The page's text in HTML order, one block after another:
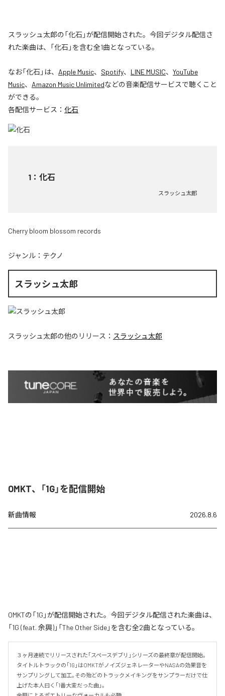
スラッシュ太郎の「化石」が配信開始された。今回デジタル配信さ
れた楽曲は、「化石」を含む全1曲となっている。
なお「化石 」は、 Apple Music、 Spotify、 LINE MUSIC、 YouTube
Music、 Amazon Music Unlimitedなどの音楽配信サービスで聴くこと
ができる。
各配信サービス： 化石
1 ： 化石
スラッシュ太郎
Cherry bloom blossom records
ジャンル： テクノ
スラッシュ太郎
スラッシュ太郎の他のリリース： スラッシュ太郎
OMKT、「1G」を配信開始
新曲情報 2026.8.6
OMKTの「1G」が配信開始された。今回デジタル配信された楽曲は、
「1G (feat. 余興)」「The Other Side」を含む全2曲となっている。
３ヶ月連続でリリースされた｢スペースデブリ｣シリーズの最終章が配信開始｡
タイトルトラックの｢1G｣はOMKTがノイズジェネレーターやNASAの効果音を
サンプリングして加工｡その殆どのトラックメイキングをサンプラーだけで仕
上げた本人曰く｢1番大変だった曲｣。